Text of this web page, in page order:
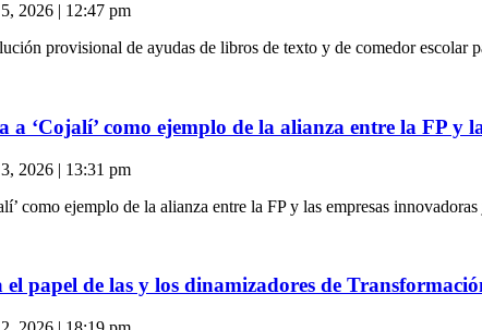
2026 | 12:47 pm
provisional de ayudas de libros de texto y de comedor
a ‘Cojalí’ como ejemplo de la alianza entre la FP y
2026 | 13:31 pm
como ejemplo de la alianza entre la FP y las empresas
papel de las y los dinamizadores de